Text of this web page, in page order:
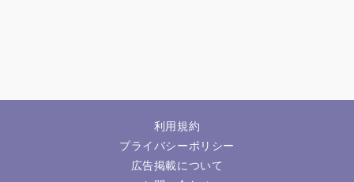
利用規約
プライバシーポリシー
広告掲載について